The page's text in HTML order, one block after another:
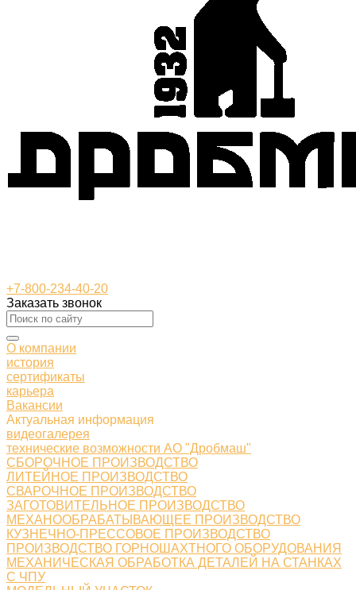
+7-800-234-40-20
Заказать звонок
О компании
история
сертификаты
карьера
Вакансии
Актуальная информация
видеогалерея
технические возможности АО "Дробмаш"
СБОРОЧНОЕ ПРОИЗВОДСТВО
ЛИТЕЙНОЕ ПРОИЗВОДСТВО
СВАРОЧНОЕ ПРОИЗВОДСТВО
ЗАГОТОВИТЕЛЬНОЕ ПРОИЗВОДСТВО
МЕХАНООБРАБАТЫВАЮЩЕЕ ПРОИЗВОДСТВО
КУЗНЕЧНО-ПРЕССОВОЕ ПРОИЗВОДСТВО
ПРОИЗВОДСТВО ГОРНОШАХТНОГО ОБОРУДОВАНИЯ
МЕХАНИЧЕСКАЯ ОБРАБОТКА ДЕТАЛЕЙ НА СТАНКАХ
С ЧПУ